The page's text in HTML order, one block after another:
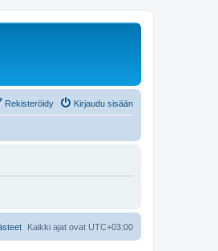
Kirjaudu sisään
Rekisteröidy
Kaikki ajat ovat UTC+03:00